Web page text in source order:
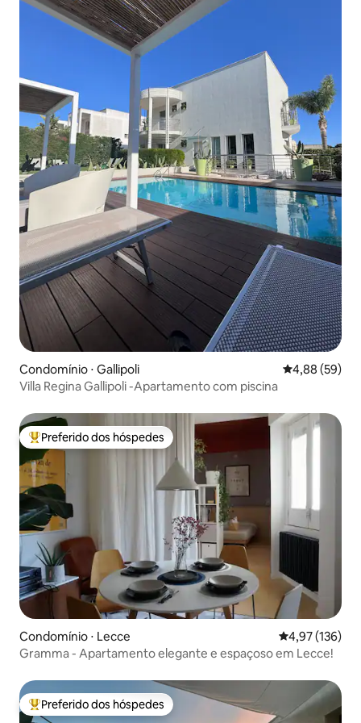
Condomínio ⋅ Gallipoli 4,88 de uma
4,88 (59)
Villa Regina Gallipoli -Apartamento com piscina
Entre os melhores preferidos dos hóspedes
Preferido dos hóspedes
Condomínio ⋅ Lecce 4,97 de uma
4,97 (136)
Gramma - Apartamento elegante e espaçoso em Lecce!
Entre os melhores preferidos dos hóspedes
Preferido dos hóspedes